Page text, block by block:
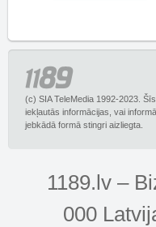
(c) SIA TeleMedia 1992-2023.
iekļautās informācijas, vai
jebkādā formā stingri aizliegta.
1189.lv –
000